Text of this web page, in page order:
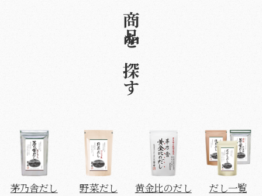
商品を探す
茅乃舎だし 野菜だし 黄金比のだし だし一覧